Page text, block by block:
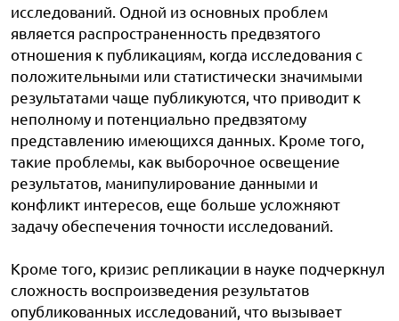
исследований. Одной из основных проблем
является распространенность предвзятого
отношения к публикациям, когда исследования с
положительными или статистически значимыми
результатами чаще публикуются, что приводит к
неполному и потенциально предвзятому
представлению имеющихся данных. Кроме того,
такие проблемы, как выборочное освещение
результатов, манипулирование данными и
конфликт интересов, еще больше усложняют
задачу обеспечения точности исследований.
Кроме того, кризис репликации в науке подчеркнул
сложность воспроизведения результатов
опубликованных исследований, что вызывает